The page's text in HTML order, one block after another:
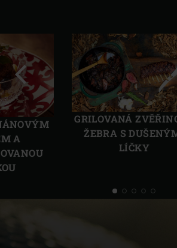
A
GRILOVANÁ
ŽEBRA S
LÍČKY
Předchozí